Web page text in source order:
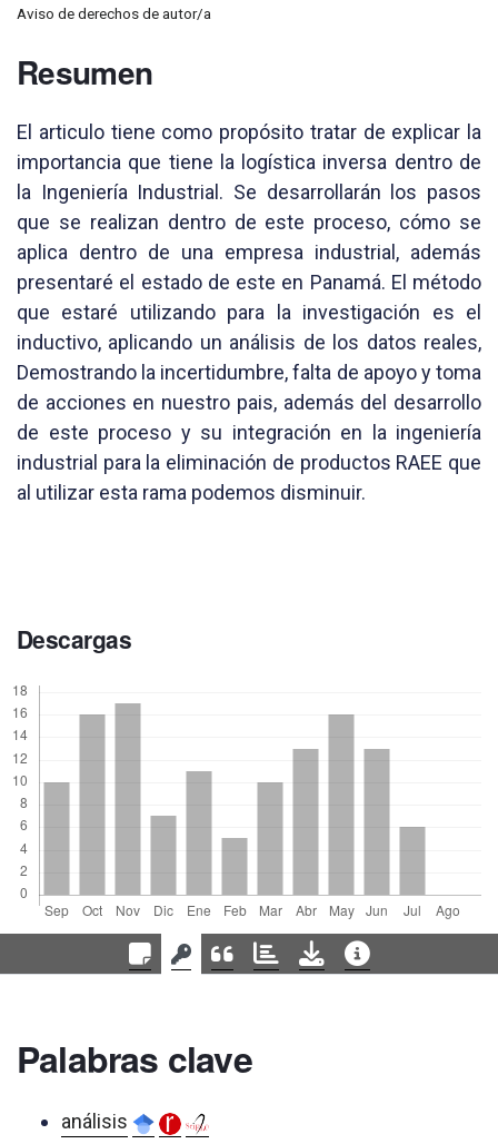
Aviso de derechos de autor/a
Resumen
El articulo tiene como propósito tratar de explicar la
importancia que tiene la logística inversa dentro de
la Ingeniería Industrial. Se desarrollarán los pasos
que se realizan dentro de este proceso, cómo se
aplica dentro de una empresa industrial, además
presentaré el estado de este en Panamá. El método
que estaré utilizando para la investigación es el
inductivo, aplicando un análisis de los datos reales,
Demostrando la incertidumbre, falta de apoyo y toma
de acciones en nuestro pais, además del desarrollo
de este proceso y su integración en la ingeniería
industrial para la eliminación de productos RAEE que
al utilizar esta rama podemos disminuir.
Descargas
Palabras clave
análisis